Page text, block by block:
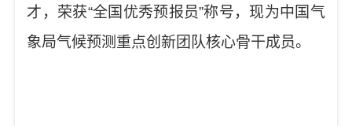
才，荣获“全国优秀预报员”称号，现为中国气
象局气候预测 重点创新团队核心骨干成员。